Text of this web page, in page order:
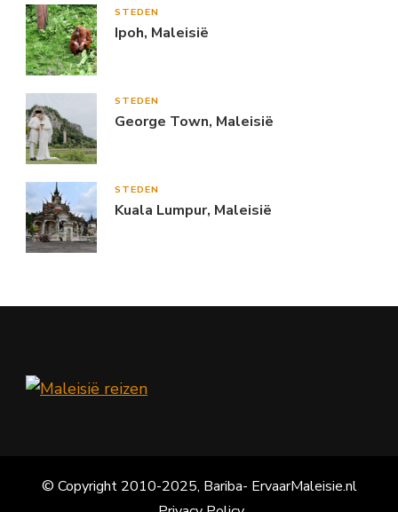
STEDEN
Ipoh, Maleisië
STEDEN
George Town, Maleisië
STEDEN
Kuala Lumpur, Maleisië
© Copyright 2010-2025, Bariba- ErvaarMaleisie.nl